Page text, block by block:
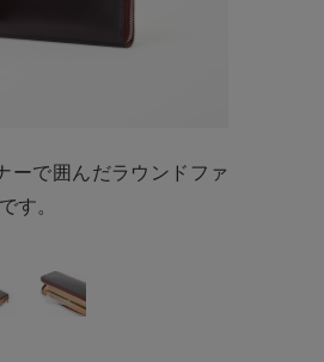
ーで囲んだラウンドファ
す。